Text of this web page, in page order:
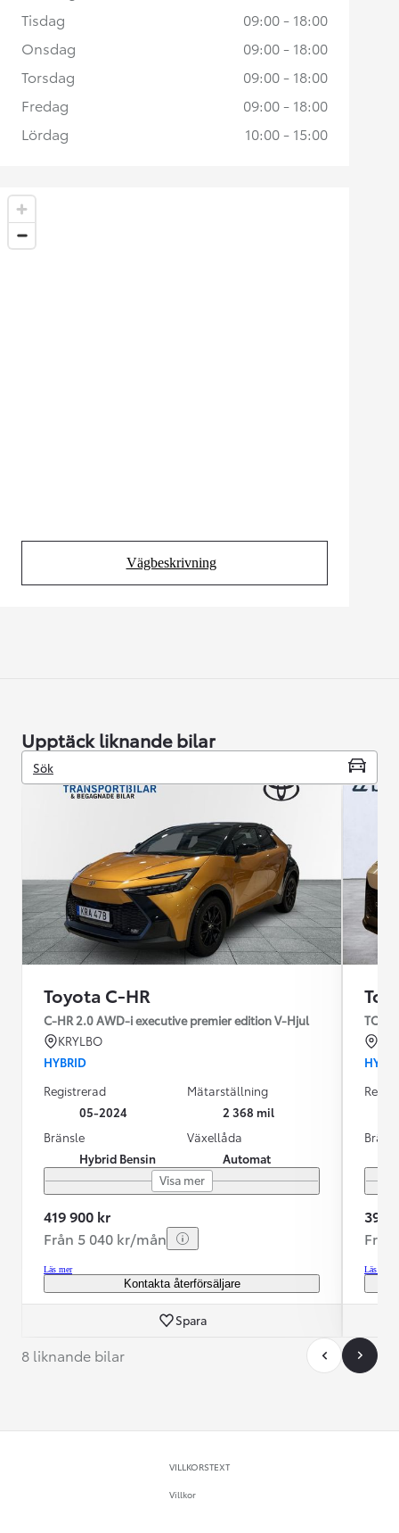
Vägbeskrivning
(Opens in new tab)
Tisdag
09:00 - 18:00
Onsdag
09:00 - 18:00
Torsdag
09:00 - 18:00
Fredag
09:00 - 18:00
Lördag
10:00 - 15:00
Upptäck liknande bilar
Sök
Toyota C-HR
C-HR 2.0 AWD-i executive premier edition V-Hjul
KRYLBO
HYBRID
Registrerad
05-2024
Mätarställning
2 368 mil
Bränsle
Hybrid Bensin
Växellåda
Automat
Visa mer
419 900 kr
Från 5 040 kr/mån
Läs mer
Kontakta återförsäljare
Spara
399
Läs mer
8 liknande bilar
VILLKORSTEXT
Villkor